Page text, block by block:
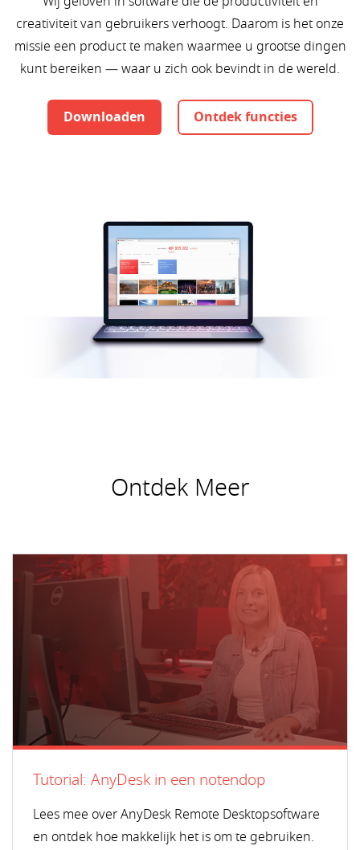
creativiteit van gebruikers verhoogt. Daarom is het onze
missie een product te maken waarmee u grootse dingen
kunt bereiken — waar u zich ook bevindt in de wereld.
Downloaden Ontdek functies
Ontdek Meer
Tutorial: AnyDesk in een notendop
Lees mee over AnyDesk Remote Desktopsoftware
en ontdek hoe makkelijk het is om te gebruiken.